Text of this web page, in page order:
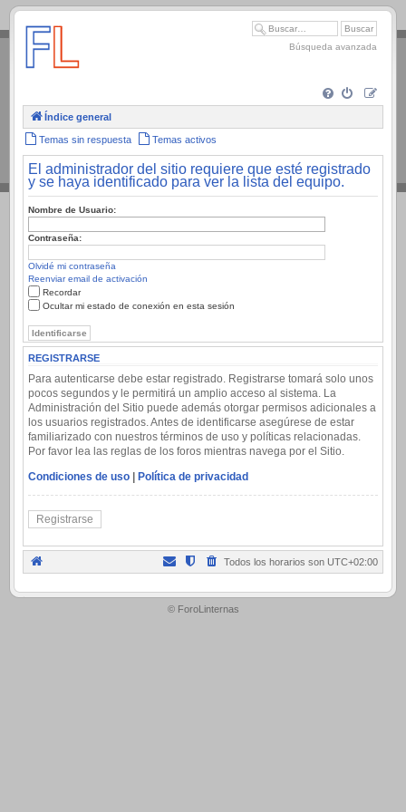
.
Búsqueda avanzada
Índice general
Temas sin respuesta Temas activos
El administrador del sitio requiere que esté registrado
y se haya identificado para ver la lista del equipo.
Nombre de Usuario:
Contraseña:
Olvidé mi contraseña
Reenviar email de activación
Recordar
Ocultar mi estado de conexión en esta sesión
REGISTRARSE
Para autenticarse debe estar registrado. Registrarse tomará solo unos
pocos segundos y le permitirá un amplio acceso al sistema. La
Administración del Sitio puede además otorgar permisos adicionales a
los usuarios registrados. Antes de identificarse asegúrese de estar
familiarizado con nuestros términos de uso y políticas relacionadas.
Por favor lea las reglas de los foros mientras navega por el Sitio.
Condiciones de uso | Política de privacidad
Registrarse
Todos los horarios son UTC+02:00
.
© ForoLinternas